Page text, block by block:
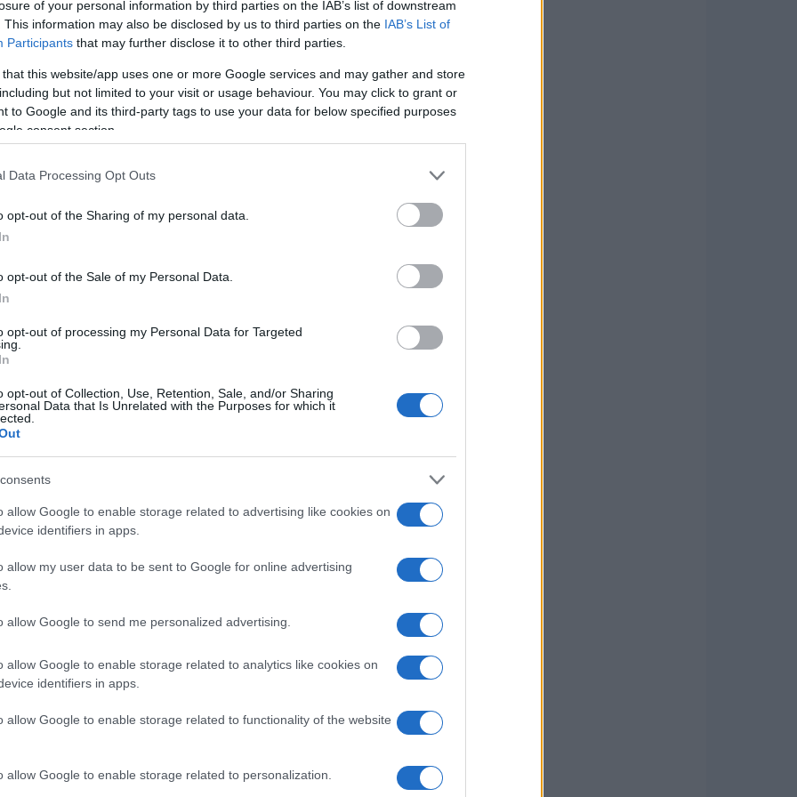
of your personal information by third parties on the IAB’s list of downstream
This information may also be disclosed by us to third parties on the IAB’s List of
Participants that may further disclose it to other third parties.
that this website/app uses one or more Google services and may gather and store
but not limited to your visit or usage behaviour. You may click to grant or
to Google and its third-party tags to use your data for below specified purposes
consent section.
Data Processing Opt Outs
opt-out of the Sharing of my personal data.
opt-out of the Sale of my Personal Data.
opt-out of processing my Personal Data for Targeted
opt-out of Collection, Use, Retention, Sale, and/or Sharing
Data that Is Unrelated with the Purposes for which it
allow Google to enable storage related to advertising like cookies on
identifiers in apps.
allow my user data to be sent to Google for online advertising
allow Google to send me personalized advertising.
allow Google to enable storage related to analytics like cookies on
identifiers in apps.
allow Google to enable storage related to functionality of the website
allow Google to enable storage related to personalization.
Cortina segue a ruota, con un incremento del
11.900 euro al metro quadro.
un aumento della domanda turistica, in
Questo ha portato a un incremento dei prezzi,
al metro quadro. Marco Tilesi, CEO di
dei prezzi a Roccaraso, superiore a quella
rifletta un cambiamento nelle
a cercare alternative a località già
italiane proviene principalmente da paesi
Stati Uniti. Questo flusso di investitori
la domanda, anche in un contesto di prezzi